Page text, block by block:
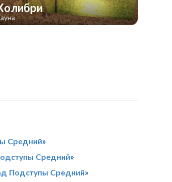
Средний»
Средний»
Подступы Средний»